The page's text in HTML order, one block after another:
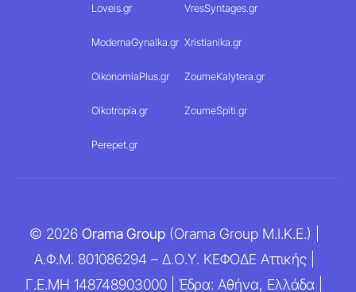
Loveis.gr VresSyntages.gr
ModernaGynaika.gr Xristianika.gr
OikonomiaPlus.gr ZoumeKalytera.gr
Oikotropia.gr ZoumeSpiti.gr
Perepet.gr
© 2026 Orama Group(Orama Group Μ.Ι.Κ.Ε.) |
Α.Φ.Μ. 801086294 – Δ.Ο.Υ. ΚΕΦΟΔΕ Αττικής |
Γ.Ε.ΜΗ 148748903000 | Έδρα: Αθήνα, Ελλάδα |